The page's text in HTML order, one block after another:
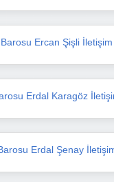
Barosu Ercan Şişli
Erdal Karagöz
Erdal Şenay